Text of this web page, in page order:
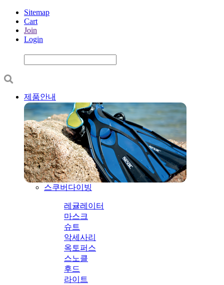
Sitemap
Cart
Join
Login
제품안내
스쿠버다이빙
레귤레이터
마스크
슈트
악세사리
옥토퍼스
스노클
후드
라이트